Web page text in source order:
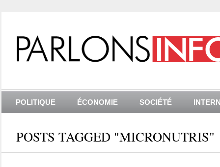
POLITIQUE ÉCONOMIE SOCIÉTÉ
POSTS TAGGED "MICRONUTRIS"